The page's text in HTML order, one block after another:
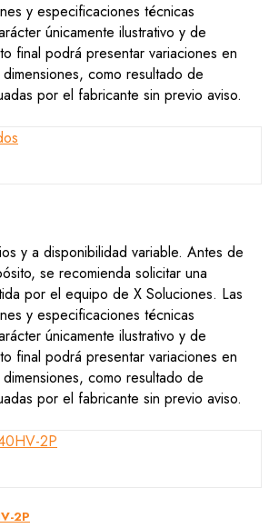
y especificaciones técnicas
únicamente ilustrativo y de
final podrá presentar variaciones en
como resultado de
por el fabricante sin previo aviso.
y a disponibilidad variable. Antes de
se recomienda solicitar una
por el equipo de X Soluciones. Las
y especificaciones técnicas
únicamente ilustrativo y de
final podrá presentar variaciones en
como resultado de
por el fabricante sin previo aviso.
2P